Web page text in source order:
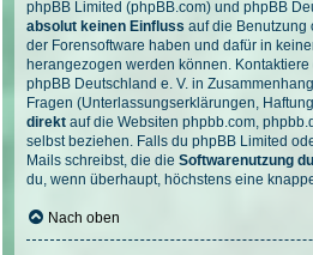
phpBB Limited (phpBB.com) und phpBB
absolut keinen Einfluss auf die Benutzung
der Forensoftware haben und dafür in
herangezogen werden können.
phpBB Deutschland e. V. in
Fragen (Unterlassungserklärungen,
direkt auf die Websiten phpbb.com,
selbst beziehen. Falls du phpBB Limited
Mails schreibst, die die Softwarenutzung
du, wenn überhaupt, höchstens eine
Nach oben